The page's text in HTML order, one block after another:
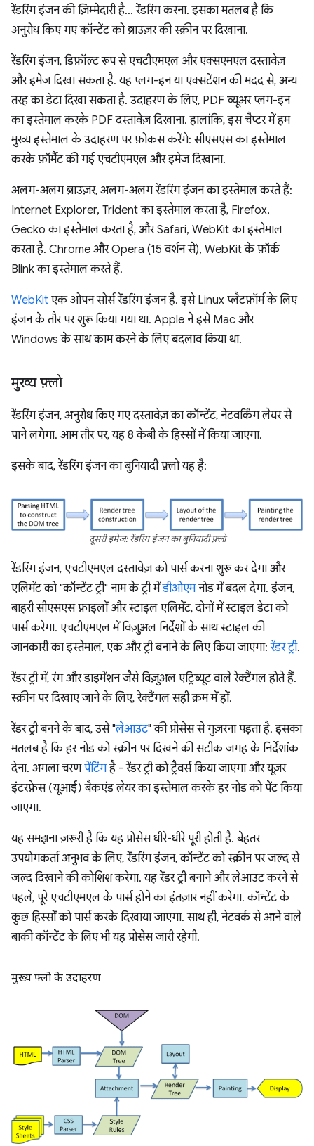
रेंडरिंग इंजन की ज़िम्मेदारी है… रेंडरिंग करना. इसका मतलब है कि
अनुरोध किए गए कॉन्टेंट को ब्राउज़र की स्क्रीन पर दिखाना.
रेंडरिंग इंजन, डिफ़ॉल्ट रूप से एचटीएमएल और एक्सएमएल दस्तावेज़
और इमेज दिखा सकता है. यह प्लग-इन या एक्सटेंशन की मदद से, अन्य
तरह का डेटा दिखा सकता है. उदाहरण के लिए, PDF व्यूअर प्लग-इन
का इस्तेमाल करके PDF दस्तावेज़ दिखाना. हालांकि, इस चैप्टर में हम
मुख्य इस्तेमाल के उदाहरण पर फ़ोकस करेंगे: सीएसएस का इस्तेमाल
करके फ़ॉर्मैट की गई एचटीएमएल और इमेज दिखाना.
अलग-अलग ब्राउज़र, अलग-अलग रेंडरिंग इंजन का इस्तेमाल करते हैं:
Internet Explorer, Trident का इस्तेमाल करता है, Firefox,
Gecko का इस्तेमाल करता है, और Safari, WebKit का इस्तेमाल
करता है. Chrome और Opera (15 वर्शन से), WebKit के फ़ॉर्क
Blink का इस्तेमाल करते हैं.
WebKit एक ओपन सोर्स रेंडरिंग इंजन है. इसे Linux प्लैटफ़ॉर्म के लिए
इंजन के तौर पर शुरू किया गया था. Apple ने इसे Mac और
Windows के साथ काम करने के लिए बदलाव किया था.
मुख्य फ़्लो
रेंडरिंग इंजन, अनुरोध किए गए दस्तावेज़ का कॉन्टेंट, नेटवर्किंग लेयर से
पाने लगेगा. आम तौर पर, यह 8 केबी के हिस्सों में किया जाएगा.
इसके बाद, रेंडरिंग इंजन का बुनियादी फ़्लो यह है:
दूसरी इमेज: रेंडरिंग इंजन का बुनियादी फ़्लो
रेंडरिंग इंजन, एचटीएमएल दस्तावेज़ को पार्स करना शुरू कर देगा और
एलिमेंट को "कॉन्टेंट ट्री" नाम के ट्री मेंडीओएमनोड में बदल देगा. इंजन,
बाहरी सीएसएस फ़ाइलों और स्टाइल एलिमेंट, दोनों में स्टाइल डेटा को
पार्स करेगा. एचटीएमएल में विज़ुअल निर्देशों के साथ स्टाइल की
जानकारी का इस्तेमाल, एक और ट्री बनाने के लिए किया जाएगा:रेंडर ट्री.
रेंडर ट्री में, रंग और डाइमेंशन जैसे विज़ुअल एट्रिब्यूट वाले रेक्टैंगल होते हैं.
स्क्रीन पर दिखाए जाने के लिए, रेक्टैंगल सही क्रम में हों.
रेंडर ट्री बनने के बाद, उसे "लेआउट" की प्रोसेस से गुज़रना पड़ता है. इसका
मतलब है कि हर नोड को स्क्रीन पर दिखने की सटीक जगह के निर्देशांक
देना. अगला चरणपेंटिंगहै - रेंडर ट्री को ट्रैवर्स किया जाएगा और यूज़र
इंटरफ़ेस (यूआई) बैकएंड लेयर का इस्तेमाल करके हर नोड को पेंट किया
जाएगा.
यह समझना ज़रूरी है कि यह प्रोसेस धीरे-धीरे पूरी होती है. बेहतर
उपयोगकर्ता अनुभव के लिए, रेंडरिंग इंजन, कॉन्टेंट को स्क्रीन पर जल्द से
जल्द दिखाने की कोशिश करेगा. यह रेंडर ट्री बनाने और लेआउट करने से
पहले, पूरे एचटीएमएल के पार्स होने का इंतज़ार नहीं करेगा. कॉन्टेंट के
कुछ हिस्सों को पार्स करके दिखाया जाएगा. साथ ही, नेटवर्क से आने वाले
बाकी कॉन्टेंट के लिए भी यह प्रोसेस जारी रहेगी.
मुख्य फ़्लो के उदाहरण